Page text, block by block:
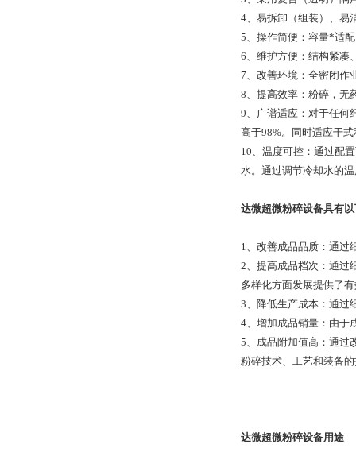
4、易拆卸（组装）、易
5、操作简便：容量*适
6、维护方便：结构紧凑
7、改善环境：全密闭作
8、提高效率：粉碎，无
9、广谱适应：对于任何
高于98%。同时适应干
10、温度可控：通过配
水。通过调节冷却水的
达微超微粉碎设备具有
1、改善成品品质：通过
2、提高成品档次：通过
多样化方面发展提供了
3、降低生产成本：通过
4、增加成品销量：由于
5、成品附加值高：通过
粉碎技术、工艺和装备
达微超微粉碎设备用途